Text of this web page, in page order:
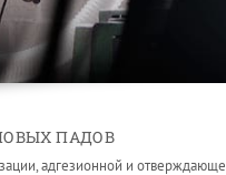
ПАДОВ
адгезионной и